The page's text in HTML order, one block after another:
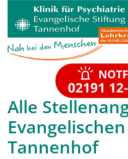
Zum Hauptinhalt springen
Alle
Tannenhof